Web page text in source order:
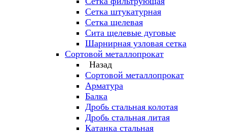
Сетка штукатурная
Сетка щелевая
Сита щелевые дуговые
Шарнирная узловая сетка
Сортовой металлопрокат
Назад
Сортовой металлопрокат
Арматура
Балка
Дробь стальная колотая
Дробь стальная литая
Катанка стальная